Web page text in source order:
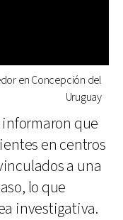
en Concepción del
Uruguay
que
en centros
a una
lo que
investigativa.